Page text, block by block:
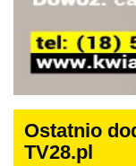
Ostatnio
TV28.pl